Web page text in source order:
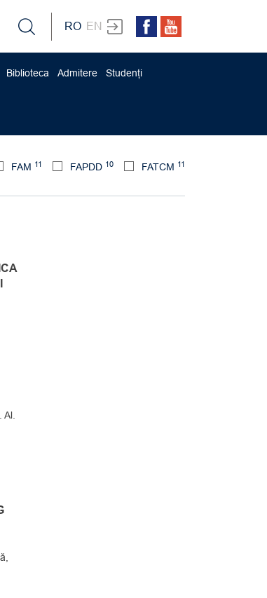
RO EN
Biblioteca Admitere Studenți
FAM 11 FAPDD 10 FATCM 11